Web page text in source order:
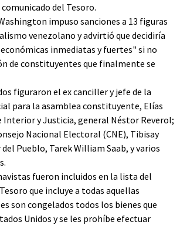
del Tesoro.
impuso sanciones a 13 figuras
venezolano y advirtió que decidiría
inmediatas y fuertes" si no
de constituyentes que finalmente se
figuraron el ex canciller y jefe de la
para la asamblea constituyente, Elías
Interior y Justicia, general Néstor Reverol;
Nacional Electoral (CNE), Tibisay
Pueblo, Tarek William Saab, y varios
fueron incluidos en la lista del
que incluye a todas aquellas
son congelados todos los bienes que
Unidos y se les prohíbe efectuar